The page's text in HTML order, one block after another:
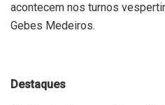
acontecem nos turnos
Gebes Medeiros.
Destaques